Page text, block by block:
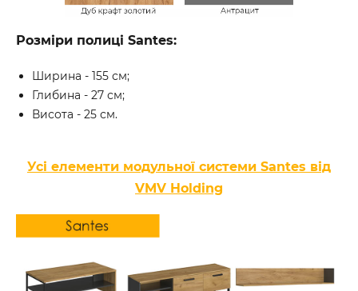
Розміри полиці Santes:
Ширина - 155 см;
Глибина - 27 см;
Висота - 25 см.
Усі елементи модульної системи Santes від
VMV Holding